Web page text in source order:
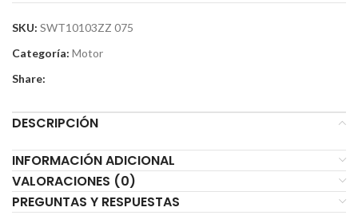
SKU: SWT10103ZZ 075
Categoría: Motor
Share:
DESCRIPCIÓN
INFORMACIÓN ADICIONAL
VALORACIONES (0)
PREGUNTAS Y RESPUESTAS